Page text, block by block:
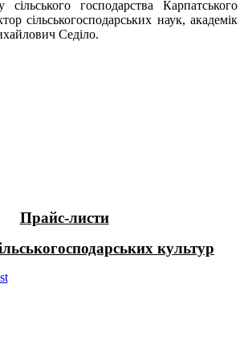
сільського господарства Карпатського
сільськогосподарських наук, академік
Седіло.
Прайс-листи
культур